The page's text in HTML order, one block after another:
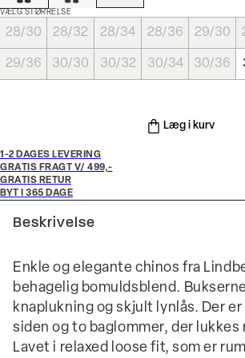
VÆLG STØRRELSE
28/30 28/32 28/34 28/36 29/30
29/36 30/30 30/32 30/34 30/36
Læg i kurv
1-2 DAGES LEVERING
GRATIS FRAGT V/ 499,-
GRATIS RETUR
BYT I 365 DAGE
Beskrivelse
Enkle og elegante chinos fra
behagelig bomuldsblend.
knaplukning og skjult lynlås. Der
siden og to baglommer, der lukkes
Lavet i relaxed loose fit, som er